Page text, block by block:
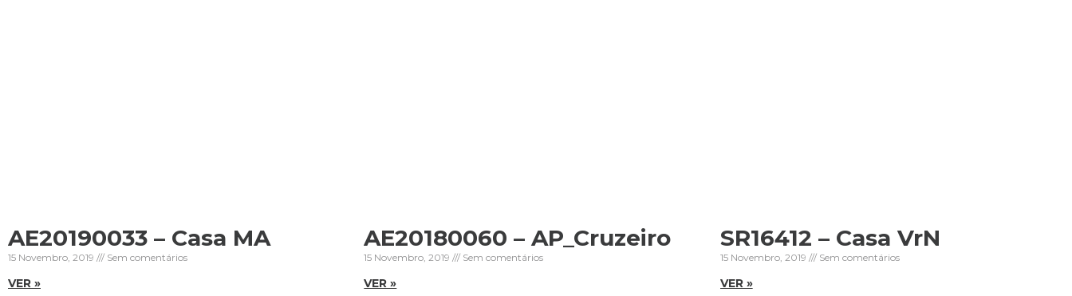
AE20190033 – Casa MA
15 Novembro, 2019 Sem comentários
VER »
AE20180060 – AP_Cruzeiro
15 Novembro, 2019 Sem comentários
VER »
SR16412 – Casa VrN
15 Novembro, 2019 Sem comentários
VER »